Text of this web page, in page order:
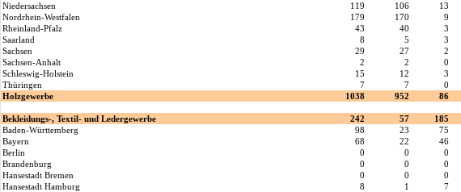
Niedersachsen
119 106 13
Nordrhein-Westfalen
179 170 9
Rheinland-Pfalz
43 40 3
Saarland
8 5 3
Sachsen
29 27 2
Sachsen-Anhalt
2 2 0
Schleswig-Holstein
15 12 3
Thüringen
7 7 0
Holzgewerbe
1038 952 86
Bekleidungs-, Textil- und Ledergewerbe 242 57 185
Baden-Württemberg
98 23 75
Bayern
68 22 46
Berlin
0 0 0
Brandenburg
0 0 0
Hansestadt Bremen
0 0 0
Hansestadt Hamburg
8 1 7